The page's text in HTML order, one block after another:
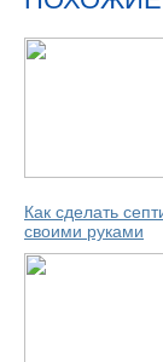
Как сделать
своими руками